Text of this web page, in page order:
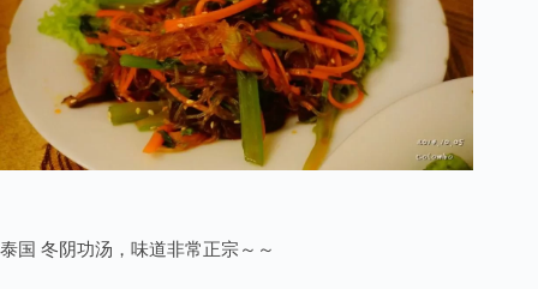
泰国 冬阴功汤，味道非常正宗～～